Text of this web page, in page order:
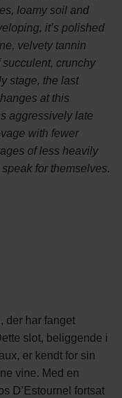
loamy soil and
it’s polished
velvety tannin
crunchy
stage, the last
at this
aggressively late
with fewer
of less heavily
for themselves.
der har fanget
slot, beliggende i
er kendt for sin
vine. Med en
D’Estournel fortsat